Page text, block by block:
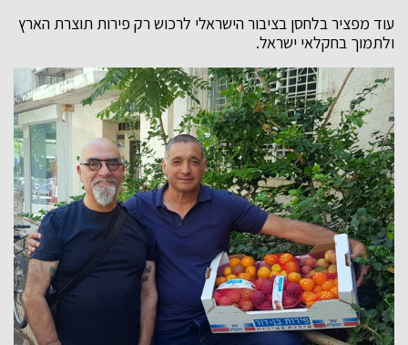
עוד מפציר בלחסן בציבור הישראלי לרכוש רק פירות תוצרת הארץ
ולתמוך בחקלאי ישראל.